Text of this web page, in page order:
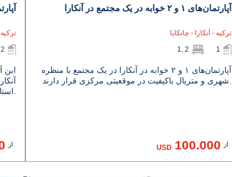
2
این
از
آپارتمان‌های ۱ و ۲ خوابه در یک مجتمع در آنکارا
ترکیه - آنکارا - چانکایا
1, 2 1
آپارتمان‌های ۱ و ۲ خوابه در آنکارا در یک مجتمع با منظره
از 100.000
USD